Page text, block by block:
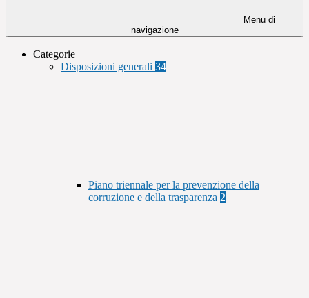
Menu di
navigazione
Categorie
Disposizioni generali 34
Piano triennale per la prevenzione della
corruzione e della trasparenza 2